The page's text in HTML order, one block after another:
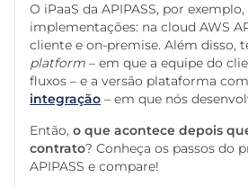
O iPaaS da APIPASS, por
implementações: na cloud AWS
cliente e on-premise. Além disso,
platform – em que a equipe do
fluxos – e a versão plataforma com
integração – em que nós
Então, o que acontece depois
contrato? Conheça os passos do
APIPASS e compare!